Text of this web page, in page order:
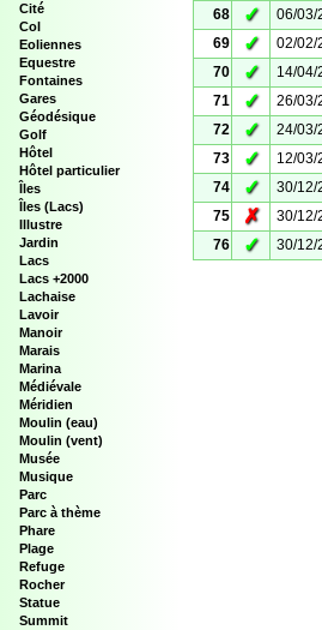
Cité
Col
Eoliennes
Equestre
Fontaines
Gares
Géodésique
Golf
Hôtel
Hôtel particulier
Îles
Îles (Lacs)
Illustre
Jardin
Lacs
Lacs +2000
Lachaise
Lavoir
Manoir
Marais
Marina
Médiévale
Méridien
Moulin (eau)
Moulin (vent)
Musée
Musique
Parc
Parc à thème
Phare
Plage
Refuge
Rocher
Statue
Summit
68
✓ 06/03/
69
✓ 02/02/
70
✓ 14/04/
71
✓ 26/03/
72
✓ 24/03/
73
✓ 12/03/
74
✓ 30/12/
75
✗ 30/12/
76
✓ 30/12/